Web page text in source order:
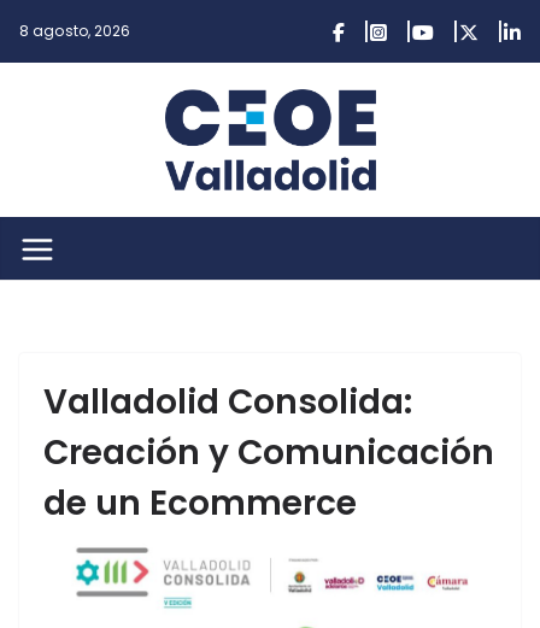
8 agosto, 2026
Valladolid Consolida:
Creación y Comunicación
de un Ecommerce